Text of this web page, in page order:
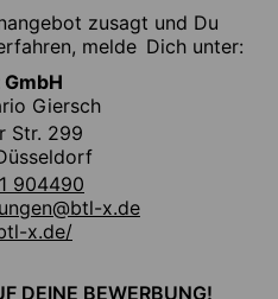
zusagt und Du
melde Dich unter:
Giersch
Str. 299
904490
x.de
x.de/
DEINE BEWERBUNG!